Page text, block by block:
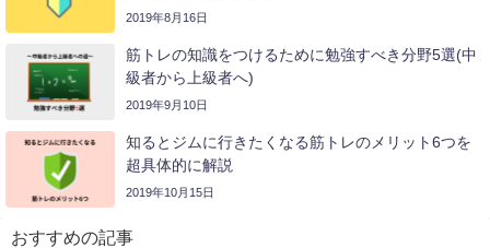
2019年8月16日
筋トレの知識をつけるために勉強すべき分野5選(中
級者から上級者へ)
2019年9月10日
知るとジムに行きたくなる筋トレのメリット6つを
超具体的に解説
2019年10月15日
おすすめの記事